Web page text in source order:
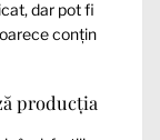
dar pot fi
conțin
producția